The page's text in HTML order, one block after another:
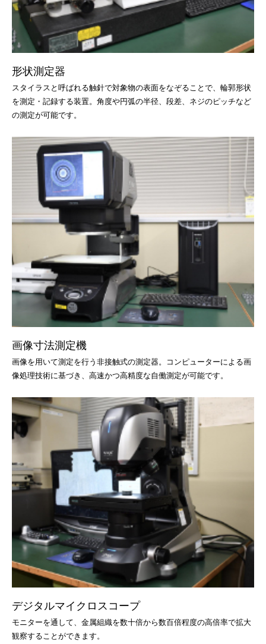
形状測定器
スタイラスと呼ばれる触針で対象物の表面をなぞることで、輪郭形状
を測定・記録する装置。角度や円弧の半径、段差、ネジのピッチなど
の測定が可能です。
画像寸法測定機
画像を用いて測定を行う非接触式の測定器。コンピューターによる画
像処理技術に基づき、高速かつ高精度な自働測定が可能です。
デジタルマイクロスコープ
モニターを通して、金属組織を数十倍から数百倍程度の高倍率で拡大
観察することができます。